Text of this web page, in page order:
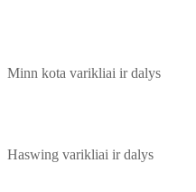
Minn kota varikliai ir dalys
Haswing varikliai ir dalys